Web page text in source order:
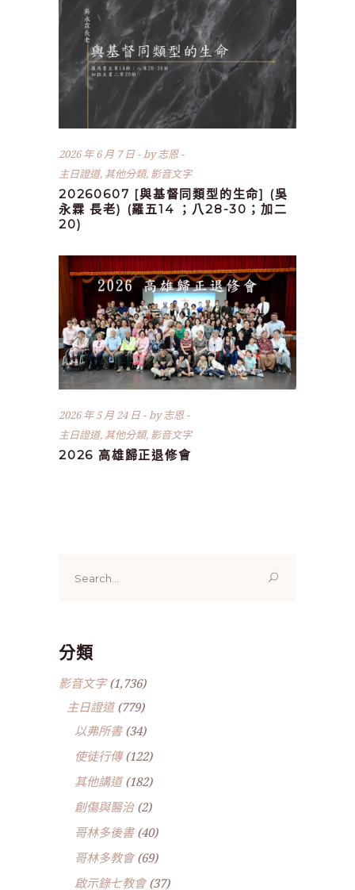
2026 年 6 月 7 日 by志恩
主日證道, 其他分類, 影音文字
20260607 [與基督同類型的生命] (吳
永霖 長老) (羅五14 ；八28-30；加二
20)
2026 年 5 月 24 日 by志恩
主日證道, 其他分類, 影音文字
2026 高雄歸正退修會
for:
分類
影音文字(1,736)
主日證道(779)
以弗所書(34)
使徒行傳(122)
其他講道(182)
創傷與醫治(2)
哥林多後書(40)
哥林多教會(69)
啟示錄七教會(37)